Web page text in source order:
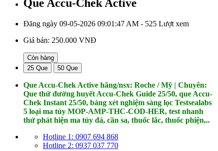
Que Accu-Chek Active
Đăng ngày 09-05-2026 09:01:47 AM - 525 Lượt xem
Giá bán: 250.000 VNĐ
Còn hàng
25 Que
50 Que
Que Accu-Chek Active hãng/nsx: Roche / Mỹ | Chuyên:
Que thử đường huyết Accu-Chek Guide 25/50, que Accu-
Chek Instant 25/50, bảng xét nghiệm sàng lọc Testsealabs
5 loại ma túy MOP-AMP-THC-COD-HER, test nhanh
thử phát hiện ma túy đá, cần sa, thuốc lắc, thuốc phiện,..
Hotline 1: 0907 694 868
Hotline 2: 0937 037 770